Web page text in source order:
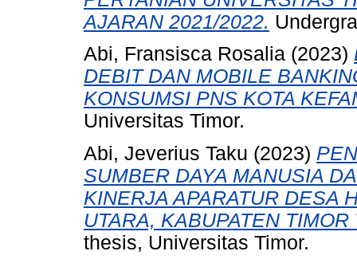
AJARAN 2021/2022.
Abi, Fransisca Rosalia (2023)
DEBIT DAN MOBILE
KONSUMSI PNS KOTA
Universitas Timor.
Abi, Jeverius Taku (2023)
SUMBER DAYA MANUSIA
KINERJA APARATUR DESA
UTARA, KABUPATEN
thesis, Universitas Timor.